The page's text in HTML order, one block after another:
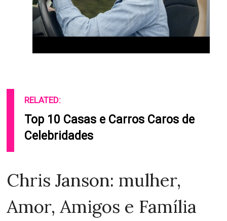
RELATED:
Top 10 Casas e Carros Caros de
Celebridades
Chris Janson: mulher,
Amor, Amigos e Família